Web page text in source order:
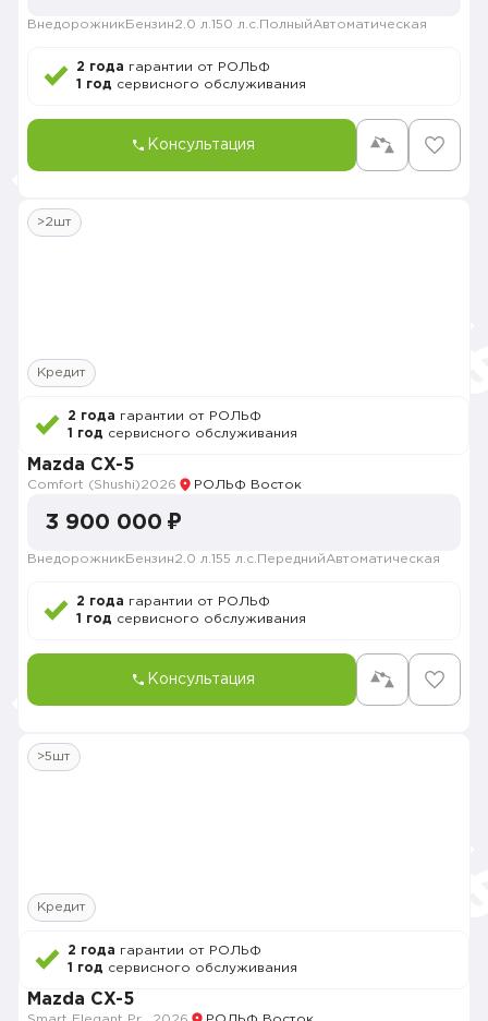
Внедорожник Бензин2.0 л. 150 л.с. ПолныйАвтоматическая
2 года гарантии от РОЛЬФ
1 год сервисного обслуживания
Консультация
>2шт
Кредит
2 года гарантии от РОЛЬФ
1 год сервисного обслуживания
Mazda CX-5
Comfort (Shushi)2026 РОЛЬФ Восток
3 900 000 ₽
Внедорожник Бензин2.0 л. 155 л.с. ПереднийАвтоматическая
2 года гарантии от РОЛЬФ
1 год сервисного обслуживания
Консультация
>5шт
Кредит
2 года гарантии от РОЛЬФ
1 год сервисного обслуживания
Mazda CX-5